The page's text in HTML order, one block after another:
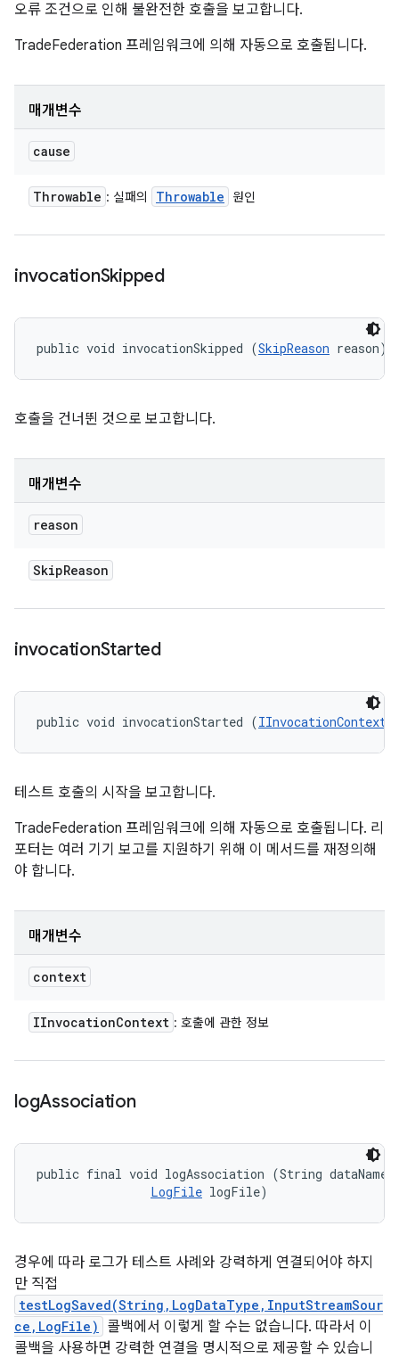
오류 조건으로 인해 불완전한 호출을 보고합니다.
TradeFederation 프레임워크에 의해 자동으로 호출됩니다.
매개변수
cause
Throwable : 실패의 Throwable 원인
invocationSkipped
public void invocationSkipped (SkipReason reason)
호출을 건너뛴 것으로 보고합니다.
매개변수
reason
SkipReason
invocationStarted
public void invocationStarted (IInvocationContext
테스트 호출의 시작을 보고합니다.
TradeFederation 프레임워크에 의해 자동으로 호출됩니다. 리
포터는 여러 기기 보고를 지원하기 위해 이 메서드를 재정의해
야 합니다.
매개변수
context
IInvocationContext : 호출에 관한 정보
logAssociation
public final void logAssociation (String
LogFile logFile)
경우에 따라 로그가 테스트 사례와 강력하게 연결되어야 하지
만 직접
testLogSaved(String,LogDataType,InputStreamSour
ce,LogFile)
콜백에서 이렇게 할 수는 없습니다. 따라서 이
콜백을 사용하면 강력한 연결을 명시적으로 제공할 수 있습니